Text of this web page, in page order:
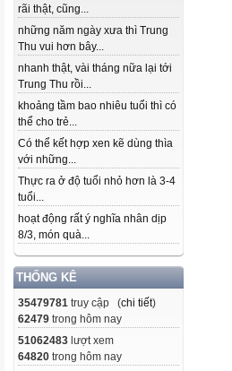
rãi thật, cũng...
những năm ngày xưa thì Trung
Thu vui hơn bây...
nhanh thật, vài tháng nữa lại tới
Trung Thu rồi...
khoảng tầm bao nhiêu tuổi thì có
thể cho trẻ...
Có thể kết hợp xen kẽ dùng thìa
với những...
Thực ra ở độ tuổi nhỏ hơn là 3-4
tuổi...
hoạt động rất ý nghĩa nhân dịp
8/3, món quà...
THỐNG KÊ
35479781 truy cập (chi tiết)
62479 trong hôm nay
51062483 lượt xem
64820 trong hôm nay